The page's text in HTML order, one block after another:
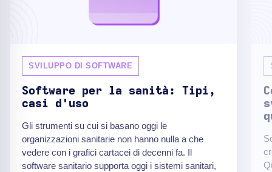
SVILUPPO DI SOFTWARE
Software per la sanità: Tipi,
casi d'uso
Gli strumenti su cui si basano oggi le
organizzazioni sanitarie non hanno nulla a che
vedere con i grafici cartacei di decenni fa. Il
software sanitario supporta oggi i sistemi sanitari,